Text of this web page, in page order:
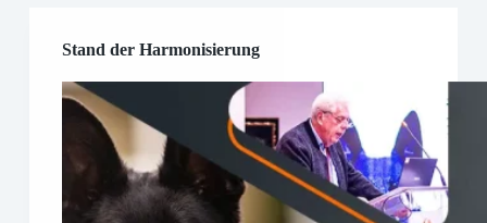
Stand der Harmonisierung